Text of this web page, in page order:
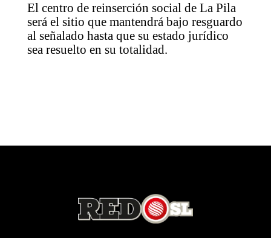
El centro de reinserción social de La Pila
será el sitio que mantendrá bajo resguardo
al señalado hasta que su estado jurídico
sea resuelto en su totalidad.